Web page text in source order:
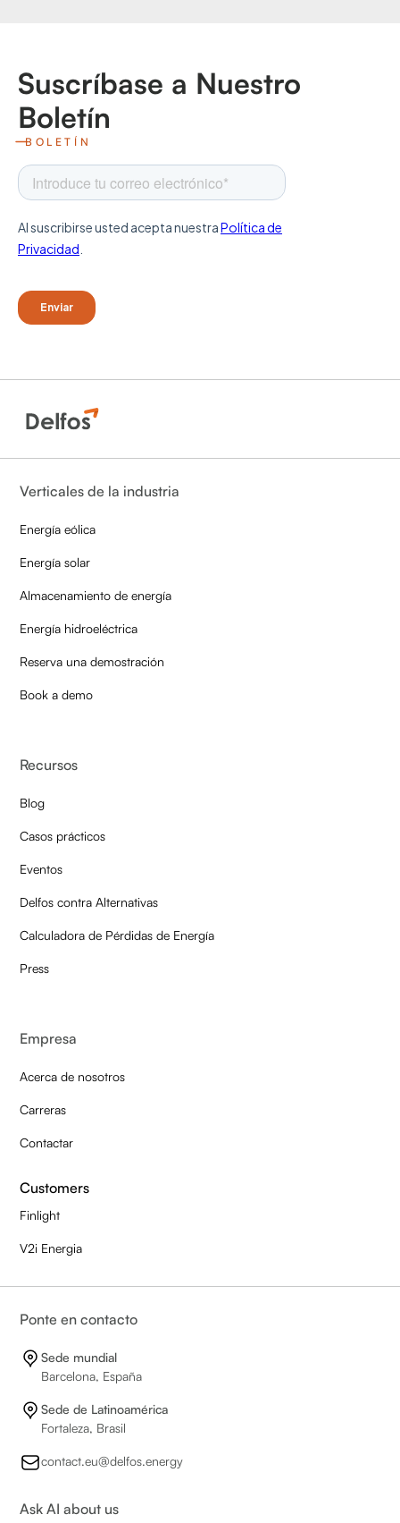
Suscríbase a Nuestro
Boletín
BOLETÍN
Verticales de la industria
Energía eólica
Energía solar
Almacenamiento de energía
Energía hidroeléctrica
Reserva una demostración
Book a demo
Recursos
Blog
Casos prácticos
Eventos
Delfos contra Alternativas
Calculadora de Pérdidas de Energía
Press
Empresa
Acerca de nosotros
Carreras
Contactar
Customers
Finlight
V2i Energia
Ponte en contacto
Sede mundial
Barcelona, España
Sede de Latinoamérica
Fortaleza, Brasil
contact.eu@delfos.energy
Ask AI about us